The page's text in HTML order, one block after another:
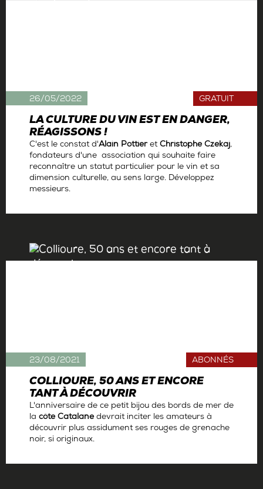
LA CULTURE DU VIN EST EN DANGER,
RÉAGISSONS !
GRATUIT
C'est le constat d'Alain PottieretChristophe Czekaj,
fondateurs d'une association qui souhaite faire
reconnaître un statut particulier pour le vin et sa
dimension culturelle, au sens large. Développez
messieurs.
26/05/2022
COLLIOURE, 50 ANS ET ENCORE
TANT À DÉCOUVRIR
ABONNÉS
L'anniversaire de ce petit bijou des bords de mer de
la côte Catalanedevrait inciter les amateurs à
découvrir plus assidument ses rouges de grenache
noir, si originaux.
23/08/2021